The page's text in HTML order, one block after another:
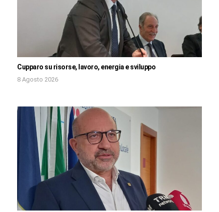
Cupparo su risorse, lavoro, energia e sviluppo
8 Agosto 2026